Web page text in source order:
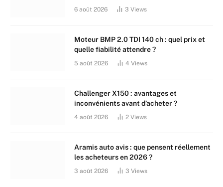
6 août 2026 3 Views
Moteur BMP 2.0 TDI 140 ch : quel prix et
quelle fiabilité attendre ?
5 août 2026 4 Views
Challenger X150 : avantages et
inconvénients avant d’acheter ?
4 août 2026 2 Views
Aramis auto avis : que pensent réellement
les acheteurs en 2026 ?
3 août 2026 3 Views